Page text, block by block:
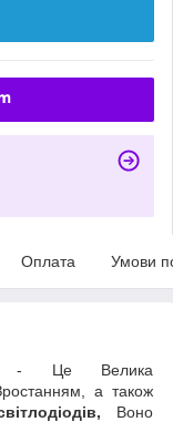
Оплата Умови
Це Велика
а також
Воно